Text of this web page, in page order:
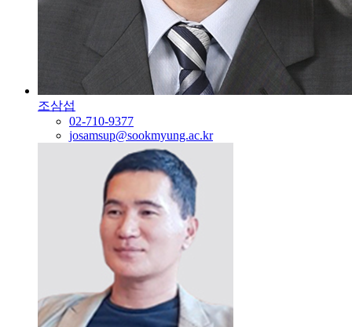
조삼섭
02-710-9377
josamsup@sookmyung.ac.kr